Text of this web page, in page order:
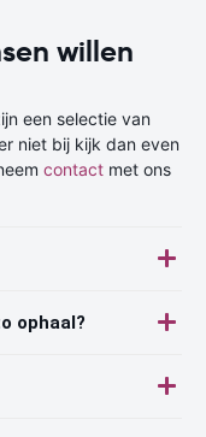
willen
een selectie van
niet bij kijk dan even
contact met ons
ophaal?